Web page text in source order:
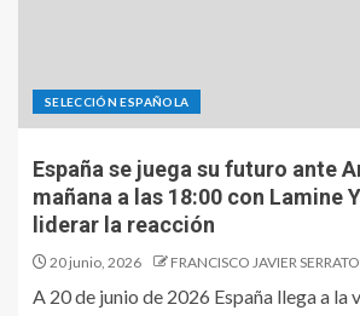
SELECCIÓN ESPAÑOLA
España se juega su futuro ante
mañana a las 18:00 con Lamine
liderar la reacción
20 junio, 2026 FRANCISCO JAVIER SERRATO
A 20 de junio de 2026 España llega a la